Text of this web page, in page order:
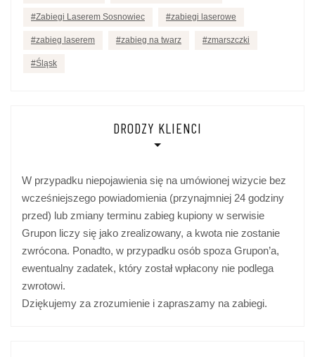
Zabiegi Laserem Sosnowiec zabiegi laserowe
zabieg laserem zabieg na twarz zmarszczki
Śląsk
DRODZY KLIENCI
W przypadku niepojawienia się na umówionej wizycie bez
wcześniejszego powiadomienia (przynajmniej 24 godziny
przed) lub zmiany terminu zabieg kupiony w serwisie
Grupon liczy się jako zrealizowany, a kwota nie zostanie
zwrócona. Ponadto, w przypadku osób spoza Grupon’a,
ewentualny zadatek, który został wpłacony nie podlega
zwrotowi.
Dziękujemy za zrozumienie i zapraszamy na zabiegi.